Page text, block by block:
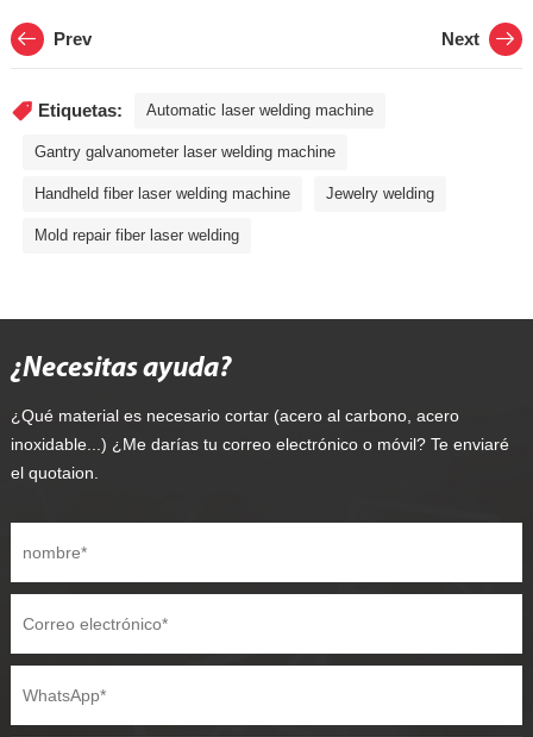
Prev Next
Etiquetas: Automatic laser welding machine
Gantry galvanometer laser welding machine
Handheld fiber laser welding machine Jewelry welding
Mold repair fiber laser welding
¿Necesitas ayuda?
¿Qué material es necesario cortar (acero al carbono, acero
inoxidable...) ¿Me darías tu correo electrónico o móvil? Te enviaré
el quotaion.